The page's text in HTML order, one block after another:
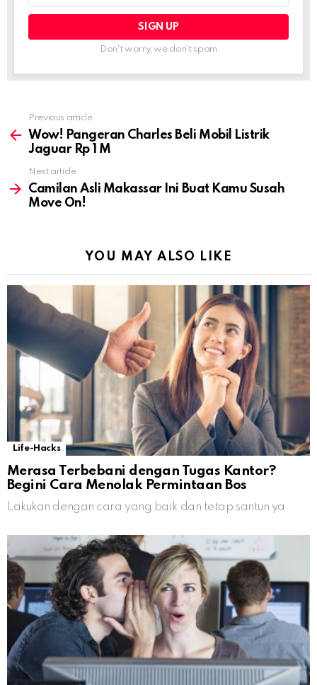
Don't worry, we don't spam
more
Previous article
Wow! Pangeran Charles Beli Mobil Listrik
Jaguar Rp 1 M
Next article
Camilan Asli Makassar Ini Buat Kamu Susah
Move On!
YOU MAY ALSO LIKE
Life-Hacks
Merasa Terbebani dengan Tugas Kantor?
Begini Cara Menolak Permintaan Bos
Lakukan dengan cara yang baik dan tetap santun ya